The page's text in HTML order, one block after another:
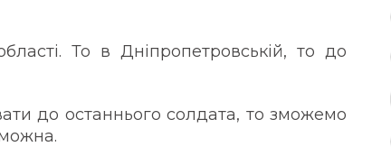
То в Дніпропетровській, то до
до останнього солдата, то зможемо